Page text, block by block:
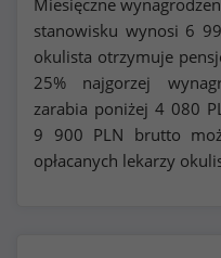
Miesięczne
stanowisku wynosi 6
okulista otrzymuje
25% najgorzej
zarabia poniżej 4 080
9 900 PLN brutto
opłacanych lekarzy